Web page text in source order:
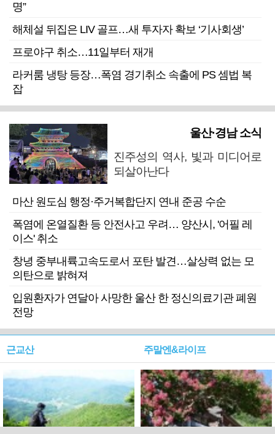
명”
해체설 뒤집은 LIV 골프…새 투자자 확보 ‘기사회생’
프로야구 취소…11일부터 재개
라커룸 냉탕 등장…폭염 경기취소 속출에 PS 셈법 복
잡
울산·경남 소식
진주성의 역사, 빛과 미디어로
되살아난다
마산 원도심 행정·주거복합단지 연내 준공 수순
폭염에 온열질환 등 안전사고 우려… 양산시, '어필 레
이스' 취소
창녕 중부내륙고속도로서 포탄 발견…살상력 없는 모
의탄으로 밝혀져
입원환자가 연달아 사망한 울산 한 정신의료기관 폐원
전망
근교산 주말엔&라이프